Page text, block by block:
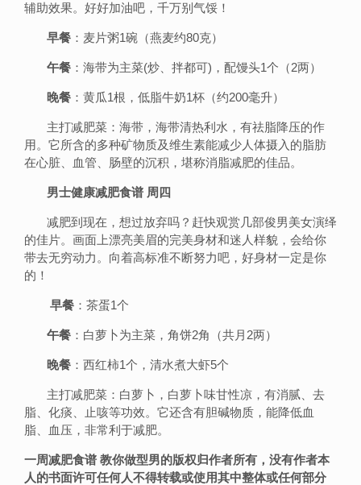
辅助效果。好好加油吧，千万别气馁！
早餐 ：麦片粥1碗（燕麦约80克）
午餐 ：海带为主菜(炒、拌都可)，配馒头1个（2两）
晚餐 ：黄瓜1根，低脂牛奶1杯（约200毫升）
主打减肥菜：海带，海带清热利水，有祛脂降压的作
用。它所含的多种矿物质及维生素能减少人体摄入的脂肪
在心脏、血管、肠壁的沉积，堪称消脂减肥的佳品。
男士健康减肥食谱 周四
减肥到现在，想过放弃吗？赶快观赏几部俊男美女演绎
的佳片。画面上漂亮美眉的完美身材和迷人样貌，会给你
带去无穷动力。向着高标准不断努力吧，好身材一定是你
的！
早餐 ：茶蛋1个
午餐 ：白萝卜为主菜，角饼2角（共月2两）
晚餐 ：西红柿1个，清水煮大虾5个
主打减肥菜：白萝卜，白萝卜味甘性凉，有消腻、去
脂、化痰、止咳等功效。它还含有胆碱物质，能降低血
脂、血压，非常利于减肥。
一周减肥食谱 教你做型男的版权归作者所有，没有作者本
人的书面许可任何人不得转载或使用其中整体或任何部分